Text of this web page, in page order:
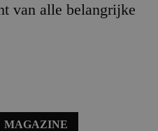
van alle belangrijke
MAGAZINE